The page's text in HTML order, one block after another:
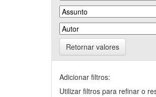
Retornar valores
Adicionar filtros:
Utilizar filtros para refinar o